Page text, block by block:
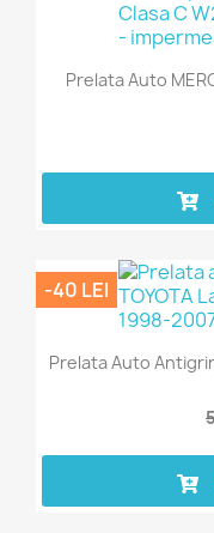
Prelata Auto
Prelata Auto
-40 LEI